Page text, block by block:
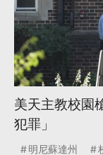
美天主教校園
犯罪」
明尼蘇達州